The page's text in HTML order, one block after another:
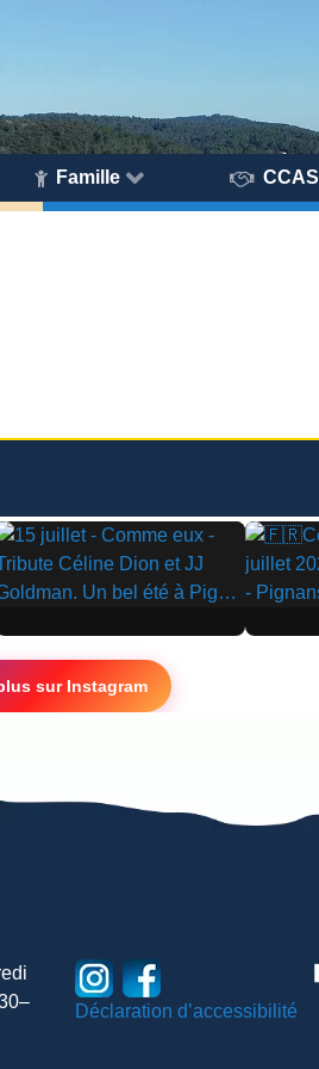
Famille CCAS
▶
sur Instagram
Déclaration d’accessibilité